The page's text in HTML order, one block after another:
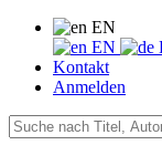
EN
EN
Kontakt
Anmelden